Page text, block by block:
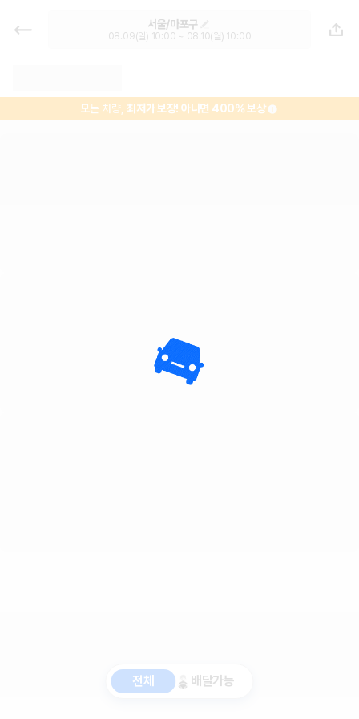
서울 렌트카 - 마포구 렌터카 가격비
교, 최저가 보장 1위 카모아
서울/마포구
08.09(일) 10:00 ~ 08.10(월) 10:00
모든 차량,최저가 보장! 아니면 400% 보상
전체 배달가능